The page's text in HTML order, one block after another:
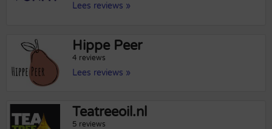
Lees reviews »
Hippe Peer
4 reviews
Lees reviews »
Teatreeoil.nl
5 reviews